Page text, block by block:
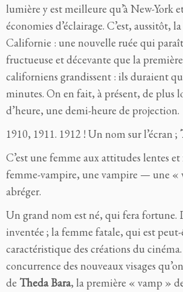
lumière y est meilleure qu’à New-York
économies d’éclairage. C’est, aussitôt,
Californie : une nouvelle ruée qui
fructueuse et décevante que la
californiens grandissent : ils duraient
minutes. On en fait, à présent, de plus
d’heure, une demi-heure de projection.
1910, 1911. 1912 ! Un nom sur l’écran ;
C’est une femme aux attitudes lentes
femme-vampire, une vampire — une «
abréger.
Un grand nom est né, qui fera fortune.
inventée ; la femme fatale, qui est
caractéristique des créations du
concurrence des nouveaux visages
de Theda Bara, la première « vamp » de